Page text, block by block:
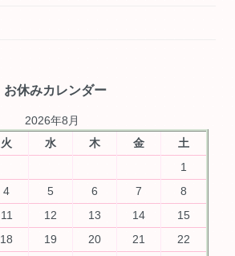
お休みカレンダー
2026年8月
火 水 木 金
土
1
4 5 6 7
8
11 12 13 14
15
18 19 20 21
22